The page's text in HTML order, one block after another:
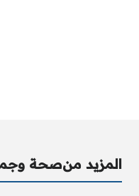
المزيد منصحة